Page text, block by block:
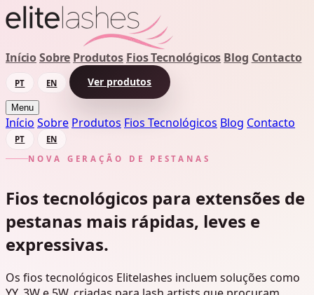
InícioSobre Produtos Fios Tecnológicos Blog Contacto
PT EN Ver produtos
Menu
Início Sobre Produtos Fios Tecnológicos Blog Contacto
PT
EN
NOVA GERAÇÃO DE PESTANAS
Fios tecnológicos para extensões de
pestanas mais rápidas, leves e
expressivas.
Os fios tecnológicos Elitelashes incluem soluções como